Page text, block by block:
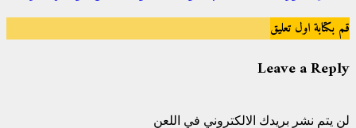
قم بكتابة اول تعليق
Leave a Reply
لن يتم نشر بريدك الالكتروني في اللعن